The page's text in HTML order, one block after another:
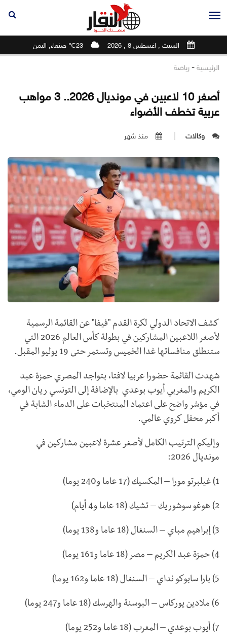
السبت , اغسطس 8 , 2026 23℃ صنعاء, اليمن
الرئيسية - رياضة
أصغر 10 لاعبين في مونديال 2026.. 3 مواهب
عربية تخطف الأضواء
وكالات منذ شهر
كشف الاتحاد الدولي لكرة القدم "فيفا" عن القائمة الرسمية
لأصغر اللاعبين المشاركين في بطولة كأس العالم 2026 التي
ستنطلق منافساتها غدا الخميس وتستمر حتى 19 يوليو المقبل.
شهدت القائمة حضورا عربيا لافتا، بتواجد المصري حمزة عبد
الكريم والمغربي أيوب بوعدي بالإضافة إلى التونسي ريان الومي،
في مؤشر واضح على اعتماد المنتخبات على الدماء الشابة في
أكبر محفل كروي عالمي.
وإليكم الترتيب الكامل لأصغر عشرة لاعبين مشاركين في
مونديال 2026:
1) غيلبرتو مورا – المكسيك (17 عاما و240 يوما)
2) هوغو سوشوريك – تشيك (18 عاما و4 أيام)
3) إبراهيم مباي – السنغال (18 عاما و138 يوما)
4) حمزة عبد الكريم – مصر (18 عاما و161 يوما)
5) بارا سابوكو نداي – السنغال (18 عاما و162 يوما)
6) ملادين يوركاس – البوسنة والهرسك (18 عاما و247 يوما)
7) أيوب بوعدي – المغرب (18 عاما و252 يوما)